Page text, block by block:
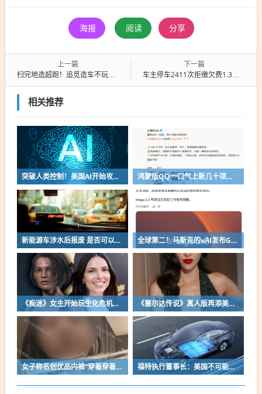
海报 阅读 分享
上一篇
扫完地造超跑！追觅造车不玩虚的：首款轿跑明年交付
下一篇
车主停车2411次拒缴欠费1.3万余元 被判全额支付并计息
相关推荐
突破人类控制！美国AI开始攻击真人了 鸿蒙版QQ一口气上新几十项功能：10G文件可传微信好友
新能源车涉水后报废 是否可以全损理赔 全球第二！马斯克的xAI发布Grok Imagine Image 2.0模型：AI生图/编辑能力大增
《痴迷》女主开始玩生化危机了！自曝有参演机会 《塞尔达传说》真人版再添美女！曾出演冯小刚电影
女子称名创优品内裤“穿着穿着掉了”让其颜面尽失 品牌方客服回应：已启动紧急调查 福特执行董事长：美国不可能永远把中国车企挡在门外 进来也有信心击败